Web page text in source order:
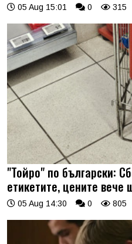
05 Aug 15:01 0 315
"Тойро" по български:
етикетите, цените вече
05 Aug 14:30 0 805